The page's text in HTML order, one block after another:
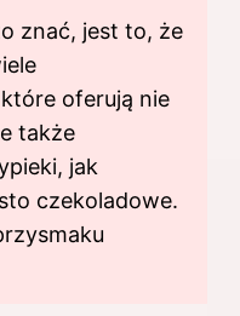
znać, jest to, że
oferują nie
także
jak
czekoladowe.